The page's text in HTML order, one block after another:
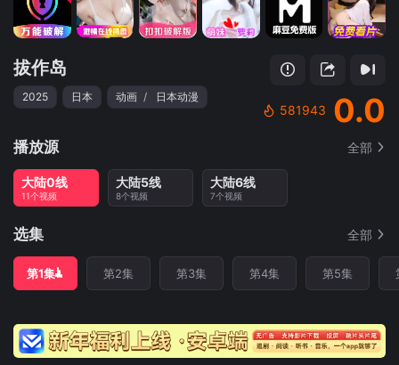
拔作岛
2025 日本 动画 / 日本动漫
581943 0.0
播放源 全部
大陆0线
11个视频
大陆5线
8个视频
大陆6线
7个视频
选集 全部
第1集 第2集 第3集 第4集 第5集